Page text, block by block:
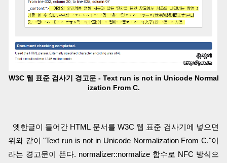
W3C 웹 표준 검사기 경고문 - Text run is not in Unicode Normal
ization From C.
옛한글이 들어간 HTML 문서를 W3C 웹 표준 검사기에 넣으면
위와 같이 "Text run is not in Unicode Normalization From C."이
라는 경고문이 뜬다. normalizer::normalize 함수로 NFC 방식으